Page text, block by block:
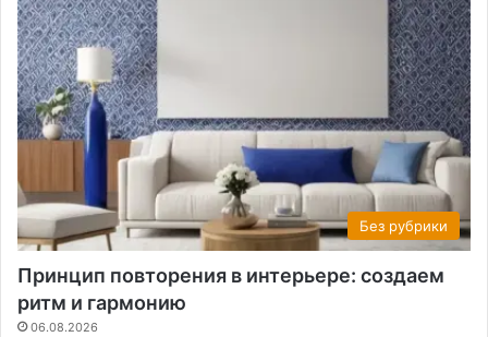
Без рубрики
Принцип повторения в интерьере: создаем
ритм и гармонию
06.08.2026